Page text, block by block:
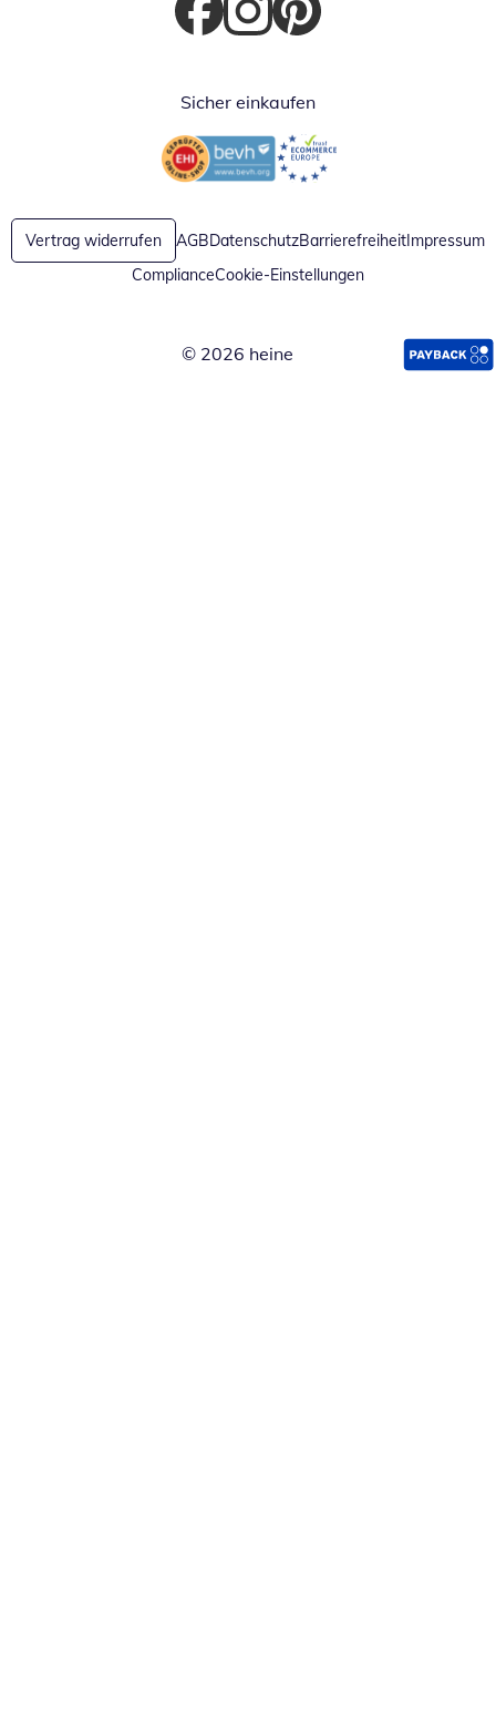
Öffnet in neuem Fenster
Öffnet in neuem Fenster
Öffnet in neuem Fenster
Sicher einkaufen
Öffnet in neuem FensterÖffnet in neuem Fenster
Vertrag widerrufen AGBDatenschutzBarrierefreiheitImpressum
ComplianceCookie-Einstellungen
© 2026 heine